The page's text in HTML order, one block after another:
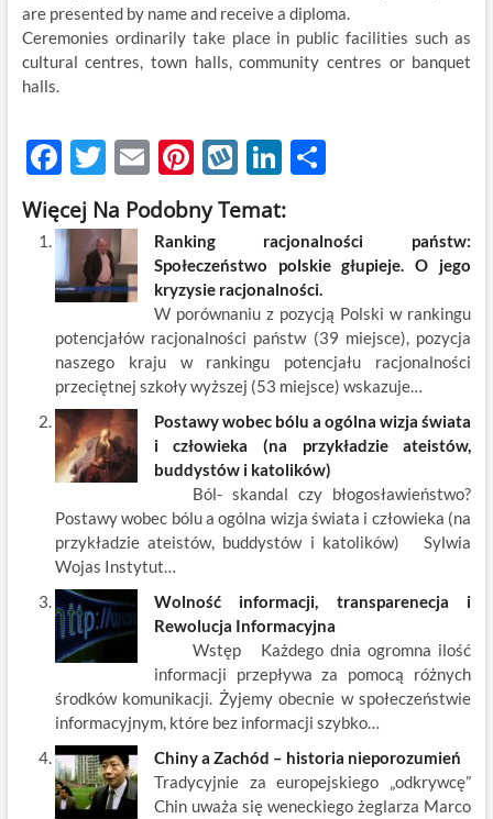
are presented by name and receive a diploma.
Ceremonies ordinarily take place in public facilities such as
cultural centres, town halls, community centres or banquet
halls.
F
ac
e
b
o
o
k
T
w
itt
er
E
m
ail
Pi
nt
er
es
t
W
k
o
p
Li
k
e
dI
n
S
ar
e
Więcej Na Podobny Temat:
Ranking racjonalności państw:
Społeczeństwo polskie głupieje. O jego
kryzysie racjonalności.
W porównaniu z pozycją Polski w rankingu
potencjałów racjonalności państw (39 miejsce), pozycja
naszego kraju w rankingu potencjału racjonalności
przeciętnej szkoły wyższej (53 miejsce) wskazuje…
Postawy wobec bólu a ogólna wizja świata
i człowieka (na przykładzie ateistów,
buddystów i katolików)
Ból- skandal czy błogosławieństwo?
Postawy wobec bólu a ogólna wizja świata i człowieka (na
przykładzie ateistów, buddystów i katolików) Sylwia
Wojas Instytut…
Wolność informacji, transparenecja i
Rewolucja Informacyjna
Wstęp Każdego dnia ogromna ilość
informacji przepływa za pomocą różnych
środków komunikacji. Żyjemy obecnie w społeczeństwie
informacyjnym, które bez informacji szybko…
Chiny a Zachód – historia nieporozumień
Tradycyjnie za europejskiego „odkrywcę”
Chin uważa się weneckiego żeglarza Marco